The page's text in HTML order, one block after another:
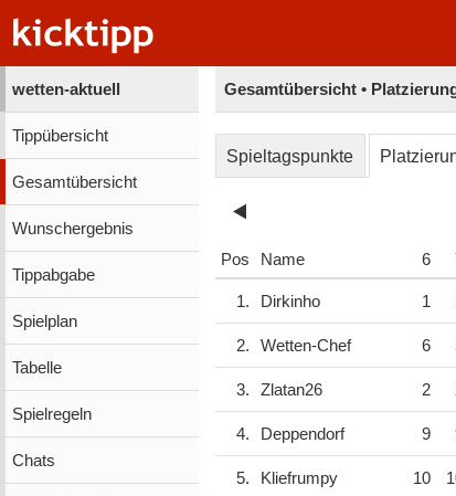
wetten-aktuell
Tippübersicht
Gesamtübersicht
Wunschergebnis
Tippabgabe
Spielplan
Tabelle
Spielregeln
Chats
Gesamtübersicht •
Spieltagspunkte
Pos Name 6
1. Dirkinho 1
2. Wetten-Chef 6
3. Zlatan26 2
4. Deppendorf 9
5. Kliefrumpy 10